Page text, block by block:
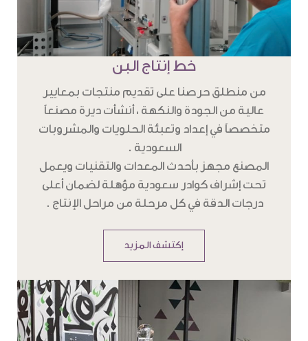
خط إنتاج البن
من منطلق حرصنا على تقديم منتجات بمعايير
عالية من الجودة والنكهة ، أنشأت ديرة مصنعاً
متخصصاً في إعداد وتعبئة الحلويات والمشروبات
السعودية .
المصنع مجهز بأحدث المعدات والتقنيات ويعمل
تحت إشراف كوادر سعودية مؤهلة لضمان أعلى
درجات الدقة في كل مرحلة من مراحل الإنتاج .
إكتشف المزيد